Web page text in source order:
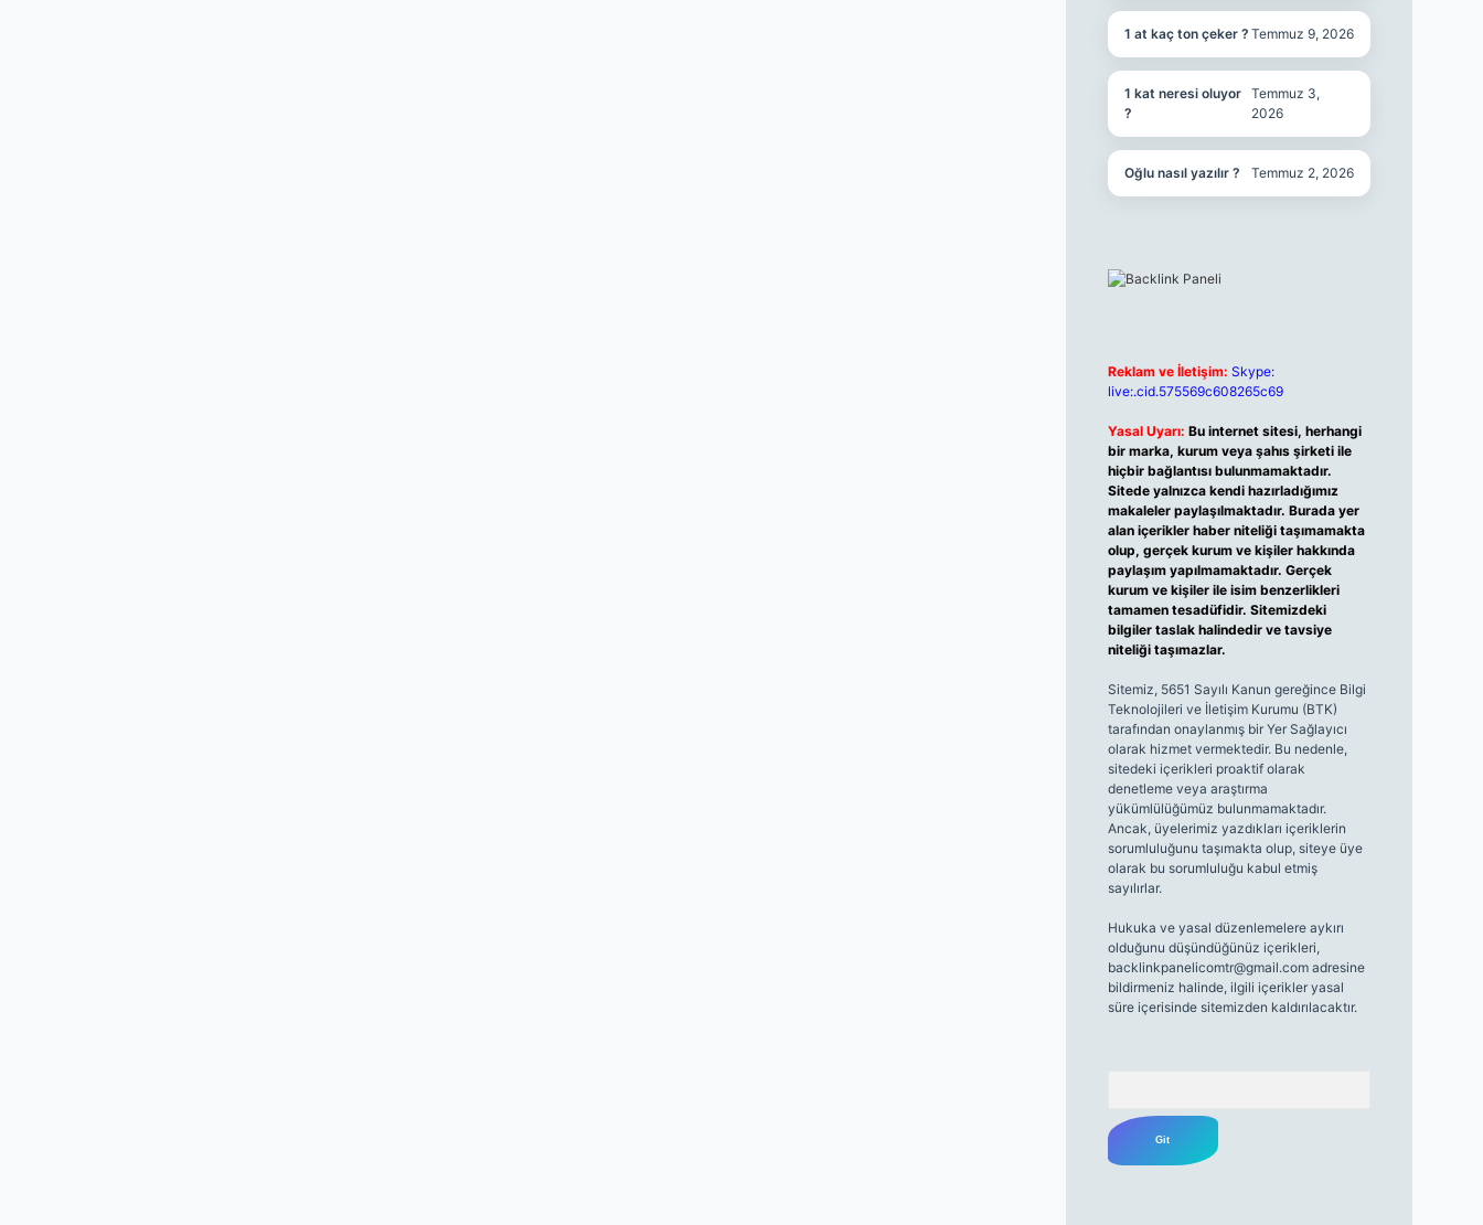
1 at kaç ton çeker ? Temmuz 9, 2026
1 kat neresi oluyor
?
Temmuz 3,
2026
Oğlu nasıl yazılır ? Temmuz 2, 2026
Reklam ve İletişim: Skype:
live:.cid.575569c608265c69
Yasal Uyarı: Bu internet sitesi, herhangi
bir marka, kurum veya şahıs şirketi ile
hiçbir bağlantısı bulunmamaktadır.
Sitede yalnızca kendi hazırladığımız
makaleler paylaşılmaktadır. Burada yer
alan içerikler haber niteliği taşımamakta
olup, gerçek kurum ve kişiler hakkında
paylaşım yapılmamaktadır. Gerçek
kurum ve kişiler ile isim benzerlikleri
tamamen tesadüfidir. Sitemizdeki
bilgiler taslak halindedir ve tavsiye
niteliği taşımazlar.
Sitemiz, 5651 Sayılı Kanun gereğince Bilgi
Teknolojileri ve İletişim Kurumu (BTK)
tarafından onaylanmış bir Yer Sağlayıcı
olarak hizmet vermektedir. Bu nedenle,
sitedeki içerikleri proaktif olarak
denetleme veya araştırma
yükümlülüğümüz bulunmamaktadır.
Ancak, üyelerimiz yazdıkları içeriklerin
sorumluluğunu taşımakta olup, siteye üye
olarak bu sorumluluğu kabul etmiş
sayılırlar.
Hukuka ve yasal düzenlemelere aykırı
olduğunu düşündüğünüz içerikleri,
backlinkpanelicomtr@gmail.comadresine
bildirmeniz halinde, ilgili içerikler yasal
süre içerisinde sitemizden kaldırılacaktır.